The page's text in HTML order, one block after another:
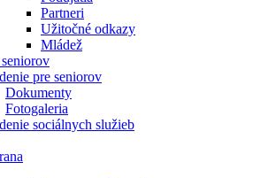
Partneri
Užitočné odkazy
Mládež
pre seniorov
Dokumenty
Fotogaleria
sociálnych služieb